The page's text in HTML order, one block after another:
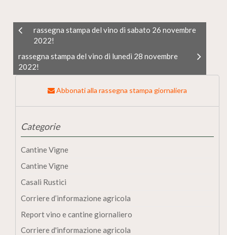
rassegna stampa del vino di sabato 26 novembre
2022!
rassegna stampa del vino di lunedì 28 novembre
2022!
Abbonati alla rassegna stampa giornaliera
Categorie
Cantine Vigne
Cantine Vigne
Casali Rustici
Corriere d’informazione agricola
Report vino e cantine giornaliero
Corriere d'informazione agricola